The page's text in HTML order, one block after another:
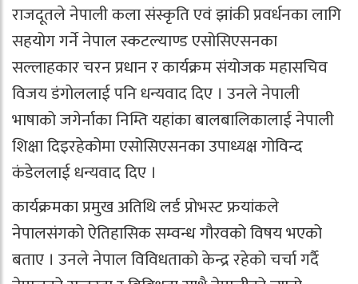
राजदूतले नेपाली कला संस्कृति एवं झांकी प्रवर्धनका लागि
सहयोग गर्ने नेपाल स्कटल्याण्ड एसोसिएसनका
सल्लाहकार चरन प्रधान र कार्यक्रम संयोजक महासचिव
विजय डंगोललाई पनि धन्यवाद दिए । उनले नेपाली
भाषाको जगेर्नाका निम्ति यहांका बालबालिकालाई नेपाली
शिक्षा दिइरहेकोमा एसोसिएसनका उपाध्यक्ष गोविन्द
कंडेललाई धन्यवाद दिए ।
कार्यक्रमका प्रमुख अतिथि लर्ड प्रोभस्ट फ्रयांकले
नेपालसंगको ऐतिहासिक सम्वन्ध गौरवको विषय भएको
बताए । उनले नेपाल विविधताको केन्द्र रहेको चर्चा गर्दै